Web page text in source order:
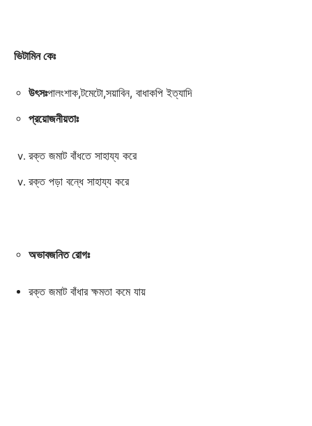
ভিটামিন কেঃ
উৎসঃপালংশাক,টমেটো,সয়াবিন, বাধাকপি ইত্যাদি
প্রয়োজনীয়তাঃ
রক্ত জমাট বাঁধতে সাহায্য করে
রক্ত পড়া বন্ধে সাহায্য করে
অভাবজনিত রোগঃ
রক্ত জমাট বাঁধার ক্ষমতা কমে যায়